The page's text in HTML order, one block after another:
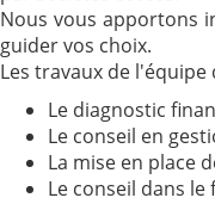
Nous vous apportons
guider vos choix.
Les travaux de
Le diagnostic
Le conseil en
La mise en place
Le conseil dans